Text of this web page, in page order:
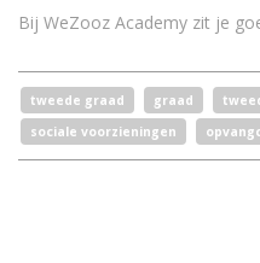
Bij WeZooz Academy zit je
tweede graad graad
sociale voorzieningen